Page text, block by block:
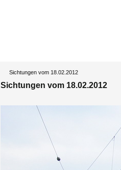
Sichtungen vom 18.02.2012
Sichtungen vom 18.02.2012